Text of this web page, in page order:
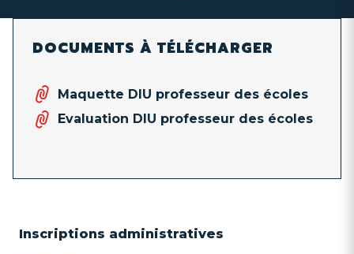
DOCUMENTS À TÉLÉCHARGER
Maquette DIU professeur des écoles
Evaluation DIU professeur des écoles
Inscriptions administratives